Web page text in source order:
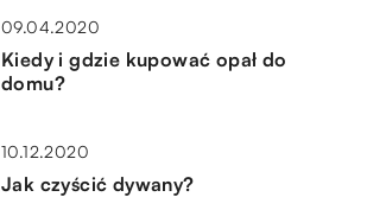
09.04.2020
Kiedy i gdzie kupować opał do
domu?
10.12.2020
Jak czyścić dywany?